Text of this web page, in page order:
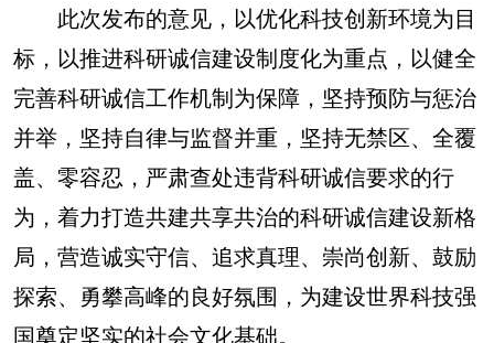
此次发布的意见，以优化科技创新环境为目
标，以推进科研诚信建设制度化为重点，以健全
完善科研诚信工作机制为保障，坚持预防与惩治
并举，坚持自律与监督并重，坚持无禁区、全覆
盖、零容忍，严肃查处违背科研诚信要求的行
为，着力打造共建共享共治的科研诚信建设新格
局，营造诚实守信、追求真理、崇尚创新、鼓励
探索、勇攀高峰的良好氛围，为建设世界科技强
国奠定坚实的社会文化基础。